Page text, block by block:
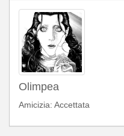
Olimpea
Amicizia: Accettata